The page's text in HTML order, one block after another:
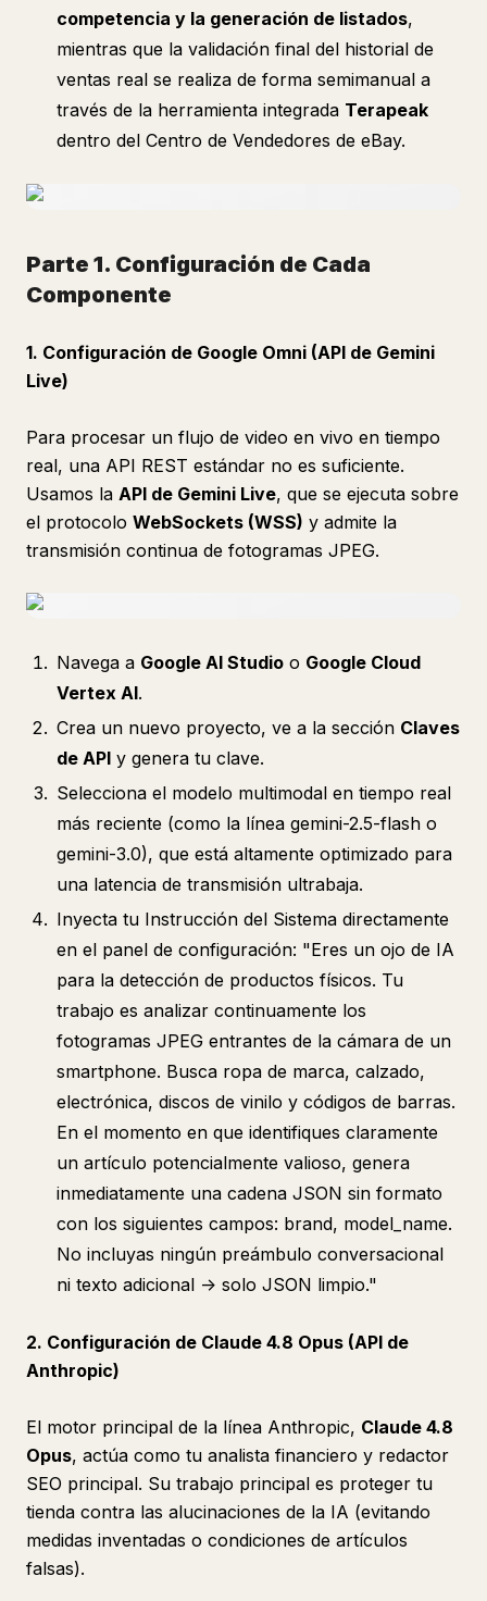
competencia y la generación de listados,
mientras que la validación final del historial de
ventas real se realiza de forma semimanual a
través de la herramienta integrada Terapeak
dentro del Centro de Vendedores de eBay.
Parte 1. Configuración de Cada
Componente
1. Configuración de Google Omni (API de Gemini
Live)
Para procesar un flujo de video en vivo en tiempo
real, una API REST estándar no es suficiente.
Usamos la API de Gemini Live, que se ejecuta sobre
el protocolo WebSockets (WSS) y admite la
transmisión continua de fotogramas JPEG.
Navega a Google AI Studio o Google Cloud
Vertex AI.
Crea un nuevo proyecto, ve a la sección Claves
de API y genera tu clave.
Selecciona el modelo multimodal en tiempo real
más reciente (como la línea gemini-2.5-flash o
gemini-3.0), que está altamente optimizado para
una latencia de transmisión ultrabaja.
Inyecta tu Instrucción del Sistema directamente
en el panel de configuración: "Eres un ojo de IA
para la detección de productos físicos. Tu
trabajo es analizar continuamente los
fotogramas JPEG entrantes de la cámara de un
smartphone. Busca ropa de marca, calzado,
electrónica, discos de vinilo y códigos de barras.
En el momento en que identifiques claramente
un artículo potencialmente valioso, genera
inmediatamente una cadena JSON sin formato
con los siguientes campos: brand, model_name.
No incluyas ningún preámbulo conversacional
ni texto adicional -> solo JSON limpio."
2. Configuración de Claude 4.8 Opus (API de
Anthropic)
El motor principal de la línea Anthropic, Claude 4.8
Opus, actúa como tu analista financiero y redactor
SEO principal. Su trabajo principal es proteger tu
tienda contra las alucinaciones de la IA (evitando
medidas inventadas o condiciones de artículos
falsas).